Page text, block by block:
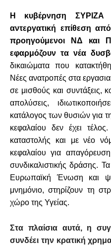
Η κυβέρνηση
αντεργατική επίθεση
προηγούμενοι ΝΔ και
εφαρμόζουν τα νέα
δικαιώματα που
Νέες ανατροπές στα
σε μισθούς και συντάξεις,
απολύσεις,
κατάλογος των θυσιών για
κεφαλαίου δεν έχει
καταστολής και με νέο
κεφαλαίου για
συνδικαλιστικής δράσης.
Ευρωπαϊκή Ένωση και
μνημόνιο, στηρίζουν τη
χώρο της Υγείας.
Στα πλαίσια αυτά, η
συνδέει την κρατική